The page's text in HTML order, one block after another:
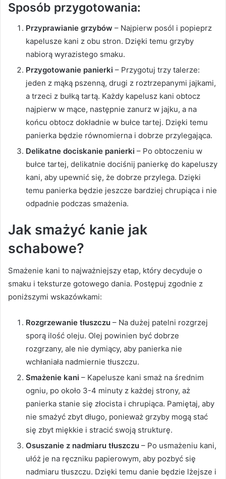
Sposób przygotowania:
Przyprawianie grzybów – Najpierw posól i popieprz
kapelusze kani z obu stron. Dzięki temu grzyby
nabiorą wyrazistego smaku.
Przygotowanie panierki – Przygotuj trzy talerze:
jeden z mąką pszenną, drugi z roztrzepanymi jajkami,
a trzeci z bułką tartą. Każdy kapelusz kani obtocz
najpierw w mące, następnie zanurz w jajku, a na
końcu obtocz dokładnie w bułce tartej. Dzięki temu
panierka będzie równomierna i dobrze przylegająca.
Delikatne dociskanie panierki – Po obtoczeniu w
bułce tartej, delikatnie dociśnij panierkę do kapeluszy
kani, aby upewnić się, że dobrze przylega. Dzięki
temu panierka będzie jeszcze bardziej chrupiąca i nie
odpadnie podczas smażenia.
Jak smażyć kanie jak
schabowe?
Smażenie kani to najważniejszy etap, który decyduje o
smaku i teksturze gotowego dania. Postępuj zgodnie z
poniższymi wskazówkami:
Rozgrzewanie tłuszczu – Na dużej patelni rozgrzej
sporą ilość oleju. Olej powinien być dobrze
rozgrzany, ale nie dymiący, aby panierka nie
wchłaniała nadmiernie tłuszczu.
Smażenie kani – Kapelusze kani smaż na średnim
ogniu, po około 3-4 minuty z każdej strony, aż
panierka stanie się złocista i chrupiąca. Pamiętaj, aby
nie smażyć zbyt długo, ponieważ grzyby mogą stać
się zbyt miękkie i stracić swoją strukturę.
Osuszanie z nadmiaru tłuszczu – Po usmażeniu kani,
ułóż je na ręczniku papierowym, aby pozbyć się
nadmiaru tłuszczu. Dzięki temu danie będzie lżejsze i